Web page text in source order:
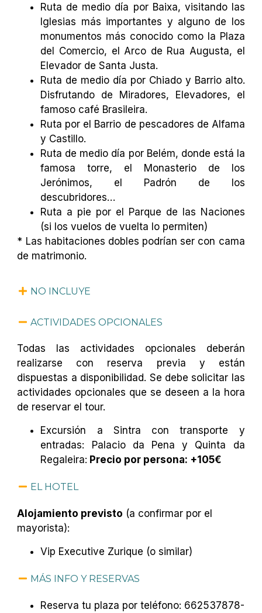
Ruta de medio día por Baixa, visitando las
Iglesias más importantes y alguno de los
monumentos más conocido como la Plaza
del Comercio, el Arco de Rua Augusta, el
Elevador de Santa Justa.
Ruta de medio día por Chiado y Barrio alto.
Disfrutando de Miradores, Elevadores, el
famoso café Brasileira.
Ruta por el Barrio de pescadores de Alfama
y Castillo.
Ruta de medio día por Belém, donde está la
famosa torre, el Monasterio de los
Jerónimos, el Padrón de los
descubridores…
Ruta a pie por el Parque de las Naciones
(si los vuelos de vuelta lo permiten)
* Las habitaciones dobles podrían ser con cama
de matrimonio.
NO INCLUYE
ACTIVIDADES OPCIONALES
Todas las actividades opcionales deberán
realizarse con reserva previa y están
dispuestas a disponibilidad. Se debe solicitar las
actividades opcionales que se deseen a la hora
de reservar el tour.
Excursión a Sintra con transporte y
entradas: Palacio da Pena y Quinta da
Regaleira: Precio por persona: +105€
EL HOTEL
Alojamiento previsto (a confirmar por el
mayorista):
Vip Executive Zurique (o similar)
MÁS INFO Y RESERVAS
Reserva tu plaza por teléfono: 662537878-